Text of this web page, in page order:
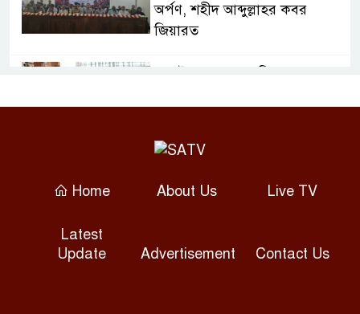
অর্পণ, শহীদ আব্দুল্লাহর কবর
জিয়ারত
গ্যাস সংকটে বিপর্যস্ত প্লাস্টিক ও
দিয়ে ভারত দ্বিমুখী নীতি দেখাচ্ছে:
Home About Us Live TV
Latest
Update
Advertisement Contact Us